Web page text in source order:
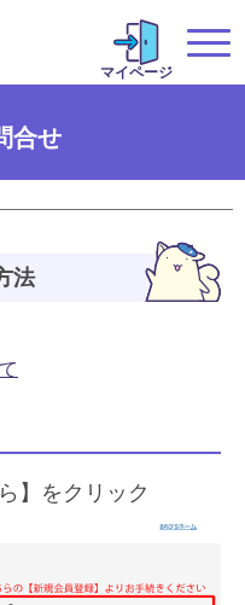
マイページ
合せ
法
】をクリック